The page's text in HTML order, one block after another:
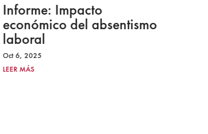
Informe: Impacto
económico del absentismo
laboral
Oct 6, 2025
LEER MÁS